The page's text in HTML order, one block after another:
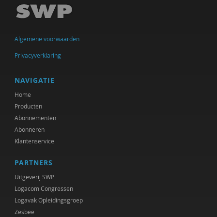
Chenjerai Hove
Gert Jan Geling
Ank Kramer
Atreyee Majumder
Brecht Molenaar
Mieke Moor
Frédéric V ndenberghe
R. Ruard Ganzevoort
Désirée V rweij
Paul Scheffer
Algemene voorwaarden
Privacyverklaring
NAVIGATIE
Home
Producten
Abonnementen
Abonneren
Klantenservice
PARTNERS
Uitgeverij SWP
Logacom Congressen
Logavak Opleidingsgroep
Zesbee